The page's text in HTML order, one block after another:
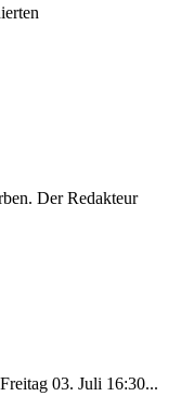
Der Redakteur
03. Juli 16:30...